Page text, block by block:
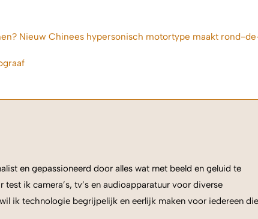
Nieuw Chinees hypersonisch motortype maakt rond-
en gepassioneerd door alles wat met beeld en geluid te
test ik camera’s, tv’s en audioapparatuur voor diverse
ik technologie begrijpelijk en eerlijk maken voor iedereen die